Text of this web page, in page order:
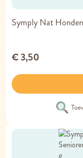
Symply Nat
€ 3,50